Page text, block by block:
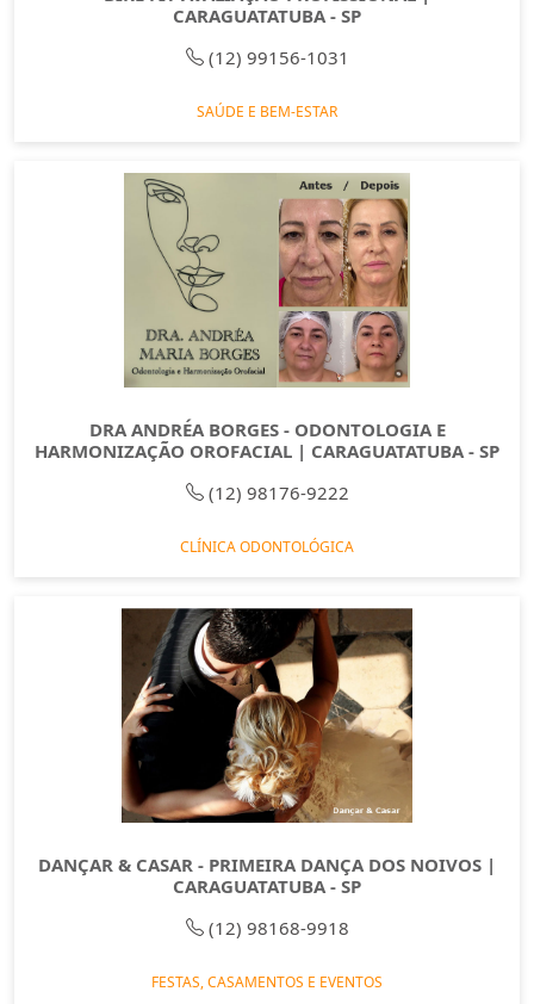
CARAGUATATUBA - SP
(12) 99156-1031
SAÚDE E BEM-ESTAR
DRA ANDRÉA BORGES - ODONTOLOGIA E
HARMONIZAÇÃO OROFACIAL | CARAGUATATUBA - SP
(12) 98176-9222
CLÍNICA ODONTOLÓGICA
DANÇAR & CASAR - PRIMEIRA DANÇA DOS NOIVOS |
CARAGUATATUBA - SP
(12) 98168-9918
FESTAS, CASAMENTOS E EVENTOS